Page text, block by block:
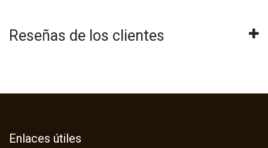
Reseñas de los clientes
Enlaces útiles